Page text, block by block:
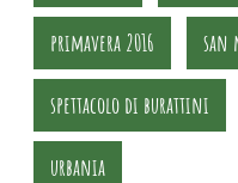
primavera 2016 san
spettacolo di burattini
urbania